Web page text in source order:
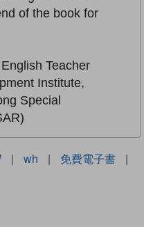
of the book for
Teacher
Institute,
Special
| wh | 免費電子書
|